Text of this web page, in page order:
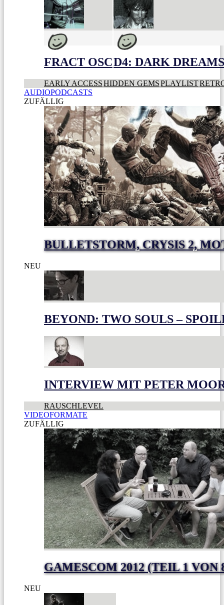
FRACT OSCD4: DARK
EARLY ACCESSHIDDEN GEMSPLAYLIST
AUDIOPODCASTS
ZUFÄLLIG
BULLETSTORM, CRYSIS 2,
NEU
BEYOND: TWO SOULS –
INTERVIEW MIT PETER
RAUSCHLEVEL
VIDEOFORMATE
ZUFÄLLIG
GAMESCOM 2012 (TEIL 1 VON
NEU